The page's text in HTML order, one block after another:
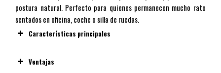
postura natural. Perfecto para quienes permanecen mucho rato
sentados en oficina, coche o silla de ruedas.
Características principales
Ventajas